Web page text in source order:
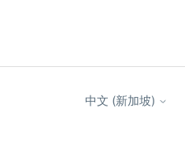
中文 (新加坡)